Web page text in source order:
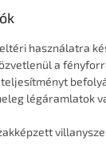
használatra
a
légáramlatok